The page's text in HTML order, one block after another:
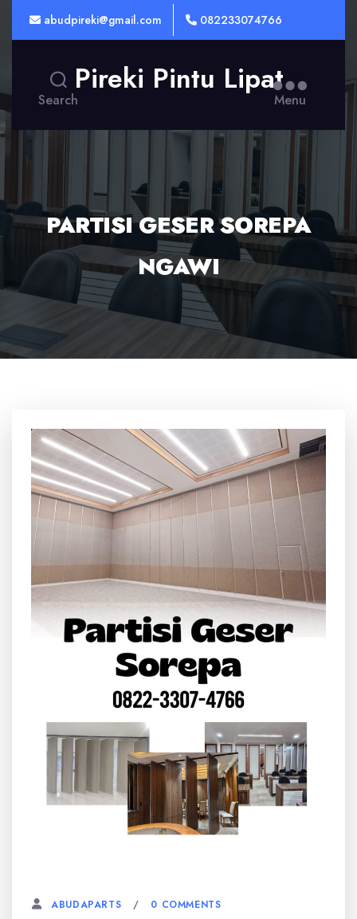
abudpireki@gmail.com 082233074766
Search
Pireki Pintu Lipat
Menu
PARTISI GESER SOREPA
NGAWI
ABUDAPARTS 0 COMMENTS